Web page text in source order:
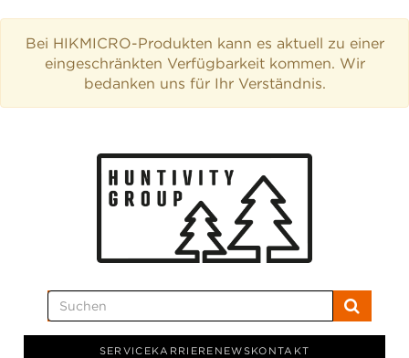
Bei HIKMICRO-Produkten kann es aktuell zu einer
eingeschränkten Verfügbarkeit kommen. Wir
bedanken uns für Ihr Verständnis.
SERVICEKARRIERE NEWSKONTAKT